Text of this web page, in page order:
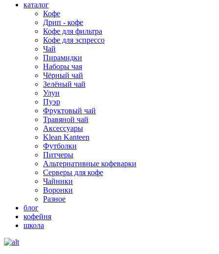
каталог
Кофе
Дрип - кофе
Кофе для фильтра
Кофе для эспрессо
Чай
Пирамидки
Наборы чая
Чёрный чай
Зелёный чай
Улун
Пуэр
Фруктовый чай
Травяной чай
Аксессуары
Klean Kanteen
Футболки
Питчеры
Альтернативные кофеварки
Серверы для кофе
Чайники
Воронки
Разное
блог
кофейня
школа